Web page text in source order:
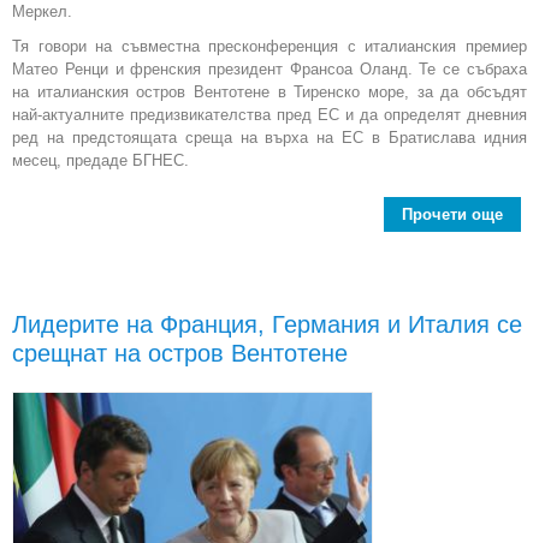
Меркел.
Тя говори на съвместна пресконференция с италианския премиер
Матео Ренци и френския президент Франсоа Оланд. Те се събраха
на италианския остров Вентотене в Тиренско море, за да обсъдят
най-актуалните предизвикателства пред ЕС и да определят дневния
ред на предстоящата среща на върха на ЕС в Братислава идния
месец, предаде БГНЕС.
Прочети още
Лидерите на Франция, Германия и Италия се
срещнат на остров Вентотене